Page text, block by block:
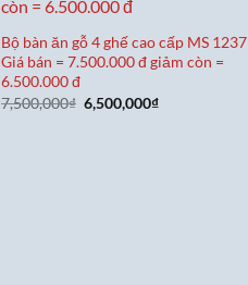
Bộ bàn ăn gỗ 4 ghế cao cấp MS 1237
Giá bán = 7.500.000 đ giảm còn =
6.500.000 đ
7,500,000₫ Giá
gốc
6,500,000₫Giá